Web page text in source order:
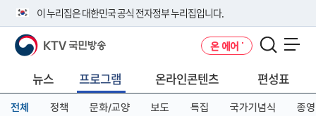
이 누리집은 대한민국 공식 전자정부 누리집입니다.
공식 누리집 주소 확인하기
니다.
이밖에 or.kr 또는 .kr등 다른 도메인 주소를 사용하고 있다면 아래 URL에
서 도메인 주소를 확인해 보세요
KTV 국민방송 온 에어
뉴스 프로그램 온라인콘텐츠 편성표
전체 정책 문화/교양 보도 특집 국가기념식 종영